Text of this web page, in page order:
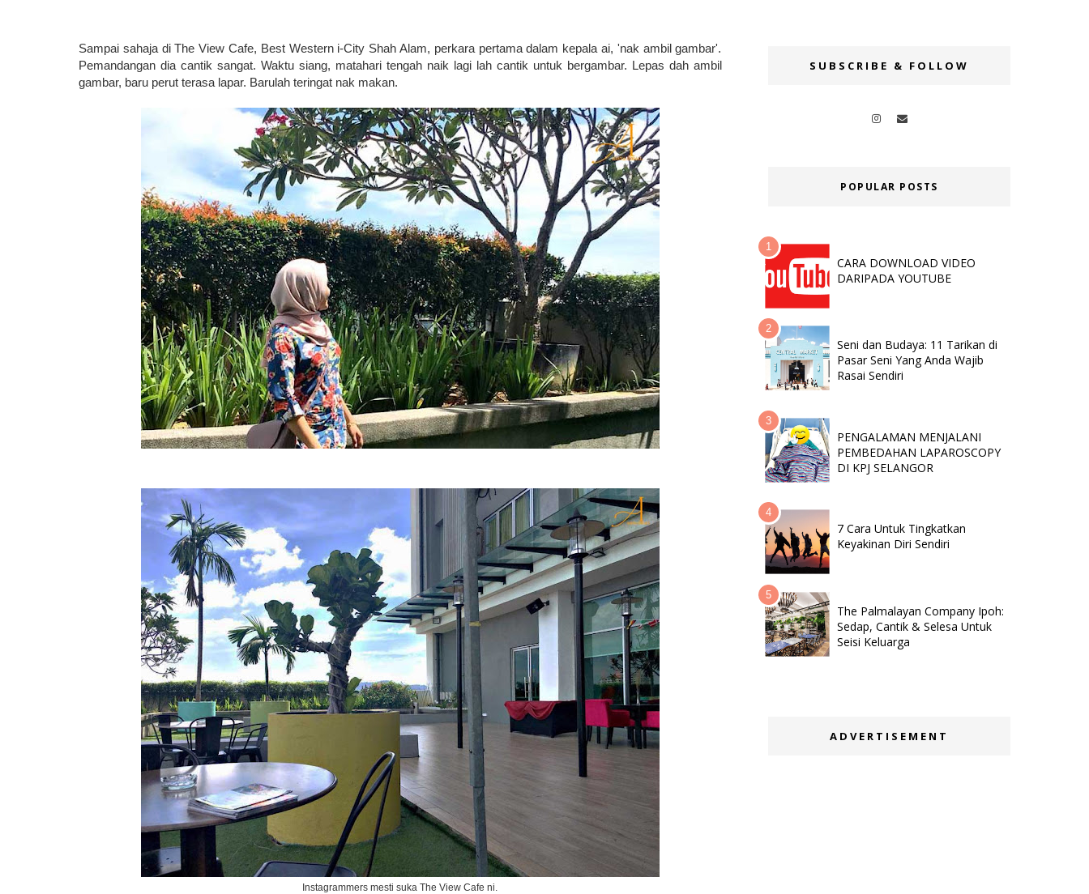
Sampai sahaja di The View Cafe, Best Western i-City Shah Alam, perkara pertama dalam kepala ai, 'nak ambil gambar'.
Pemandangan dia cantik sangat. Waktu siang, matahari tengah naik lagi lah cantik untuk bergambar. Lepas dah ambil
gambar, baru perut terasa lapar. Barulah teringat nak makan.
Instagrammers mesti suka The View Cafe ni.
SUBSCRIBE & FOLLOW
POPULAR POSTS
CARA DOWNLOAD VIDEO
DARIPADA YOUTUBE
Seni dan Budaya: 11 Tarikan di
Pasar Seni Yang Anda Wajib
Rasai Sendiri
PENGALAMAN MENJALANI
PEMBEDAHAN LAPAROSCOPY
DI KPJ SELANGOR
7 Cara Untuk Tingkatkan
Keyakinan Diri Sendiri
The Palmalayan Company Ipoh:
Sedap, Cantik & Selesa Untuk
Seisi Keluarga
ADVERTISEMENT